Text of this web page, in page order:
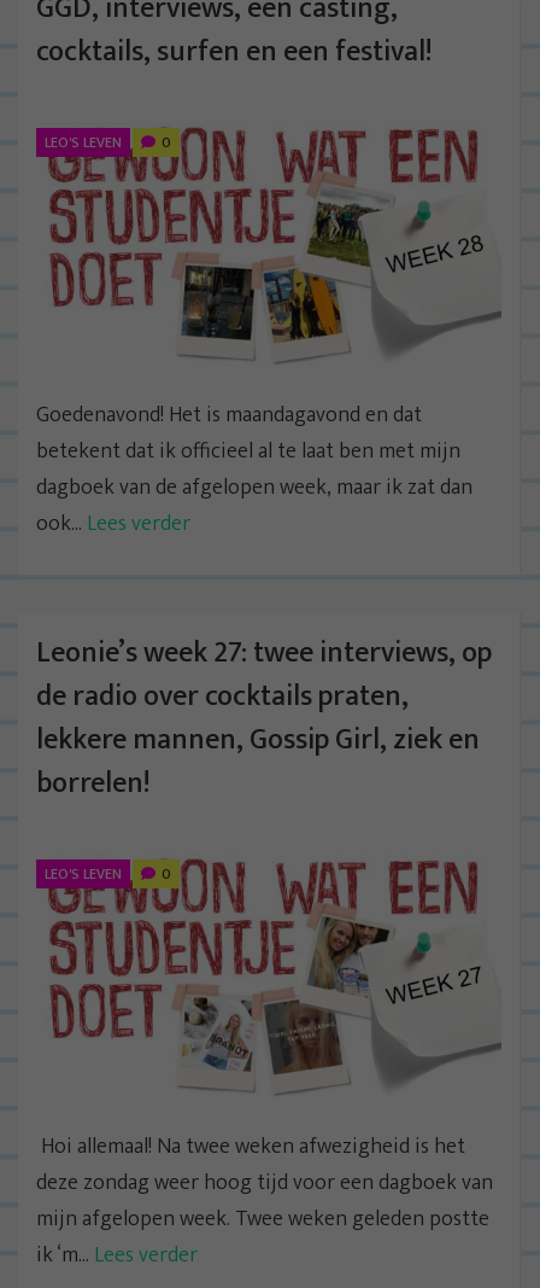
cocktails, surfen en een festival!
LEO'S LEVEN 0
Goedenavond! Het is maandagavond en dat
betekent dat ik officieel al te laat ben met mijn
dagboek van de afgelopen week, maar ik zat dan
ook... Lees verder
Leonie’s week 27: twee interviews, op
de radio over cocktails praten,
lekkere mannen, Gossip Girl, ziek en
borrelen!
LEO'S LEVEN 0
Hoi allemaal! Na twee weken afwezigheid is het
deze zondag weer hoog tijd voor een dagboek van
mijn afgelopen week. Twee weken geleden postte
ik ‘m... Lees verder